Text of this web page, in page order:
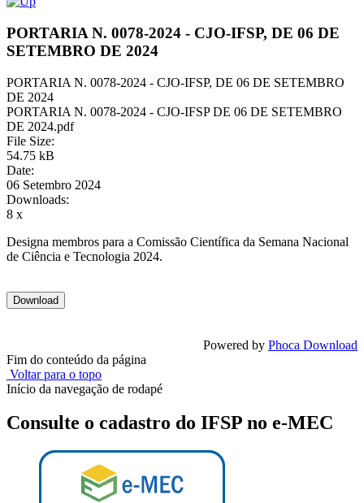
PORTARIA N. 0078-2024 - CJO-IFSP, DE 06 DE
SETEMBRO DE 2024
PORTARIA N. 0078-2024 - CJO-IFSP, DE 06 DE SETEMBRO
DE 2024
PORTARIA N. 0078-2024 - CJO-IFSP DE 06 DE SETEMBRO
DE 2024.pdf
File Size:
54.75 kB
Date:
06 Setembro 2024
Downloads:
8 x
Designa membros para a Comissão Científica da Semana Nacional
de Ciência e Tecnologia 2024.
Powered by Phoca Download
Fim do conteúdo da página
Voltar para o topo
Início da navegação de rodapé
Consulte o cadastro do IFSP no e-MEC